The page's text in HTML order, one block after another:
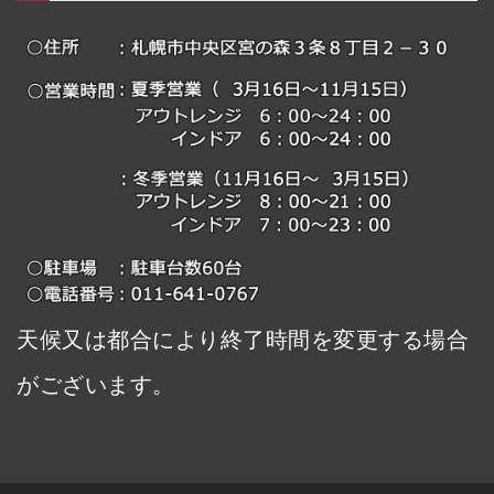
天候又は都合により終了時間を変更する場合
がございます。